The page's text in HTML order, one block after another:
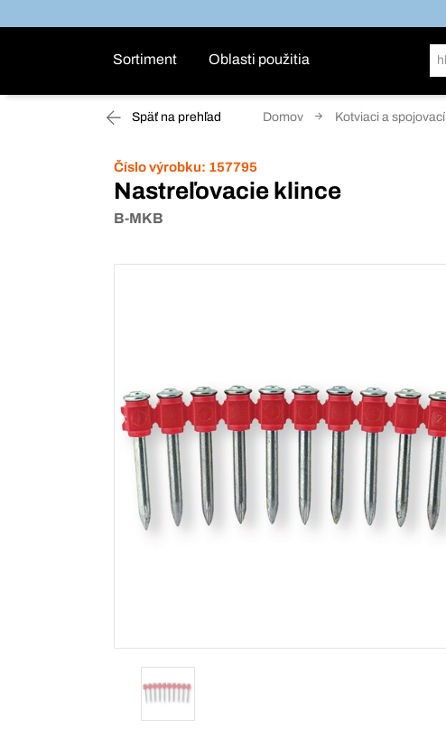
Sortiment Oblasti použitia
Späť na prehľad Domov Kotviaci a
Číslo výrobku: 157795
Nastreľovacie klince
B-MKB